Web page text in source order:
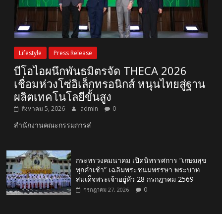
Lifestyle Press Release
บีโอไอผนึกพันธมิตรจัด THECA 2026
เชื่อมห่วงโซ่อิเล็กทรอนิกส์ หนุนไทยสู่ฐาน
ผลิตเทคโนโลยีขั้นสูง
สิงหาคม 5, 2026 admin 0
สำนักงานคณะกรรมการส่
กระทรวงคมนาคม เปิดนิทรรศการ “เกษมสุข
ทุกค่ำเช้า” เฉลิมพระชนมพรรษา พระบาท
สมเด็จพระเจ้าอยู่หัว 28 กรกฎาคม 2569
กรกฎาคม 27, 2026 0